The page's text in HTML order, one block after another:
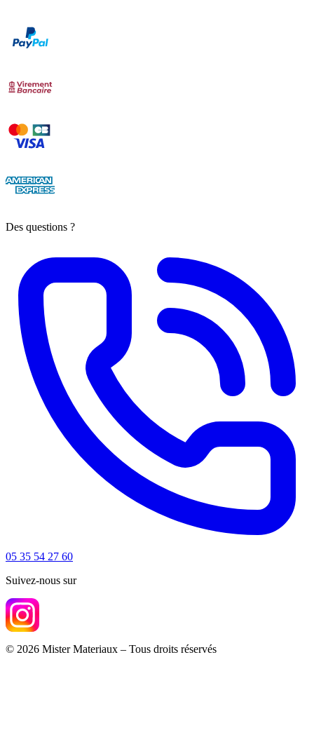
Des questions ?
05 35 54 27 60
Suivez-nous sur
© 2026 Mister Materiaux – Tous droits réservés